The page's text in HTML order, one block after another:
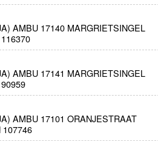
AMBU 17140 MARGRIETSINGEL
AMBU 17141 MARGRIETSINGEL
AMBU 17101 ORANJESTRAAT
107746